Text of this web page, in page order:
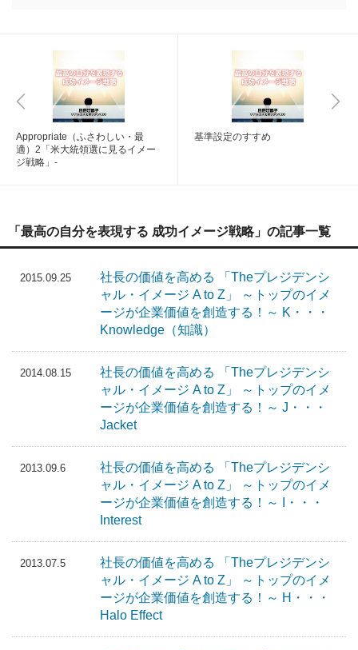
Appropriate（ふさわしい・最
適）2「米大統領選に見るイメー
ジ戦略」-
基準設定のすすめ
「最高の自分を表現する 成功イメージ戦略」の記事一覧
2015.09.25
社長の価値を高める 「Theプレジデンシ
ャル・イメージ A to Z」 ～トップのイメ
ージが企業価値を創造する！～ K・・・
Knowledge（知識）
2014.08.15
社長の価値を高める 「Theプレジデンシ
ャル・イメージ A to Z」 ～トップのイメ
ージが企業価値を創造する！～ J・・・
Jacket
2013.09.6
社長の価値を高める 「Theプレジデンシ
ャル・イメージ A to Z」 ～トップのイメ
ージが企業価値を創造する！～ I・・・
Interest
2013.07.5
社長の価値を高める 「Theプレジデンシ
ャル・イメージ A to Z」 ～トップのイメ
ージが企業価値を創造する！～ H・・・
Halo Effect